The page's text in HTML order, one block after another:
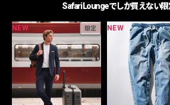
Safari Loungeでしか買えない限
NEW 限定 NEW